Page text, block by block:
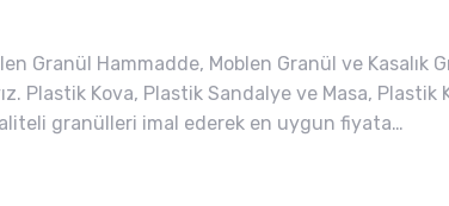
Granül Hammadde, Moblen Granül ve
Plastik Kova, Plastik Sandalye ve Masa,
granülleri imal ederek en uygun fiyata…